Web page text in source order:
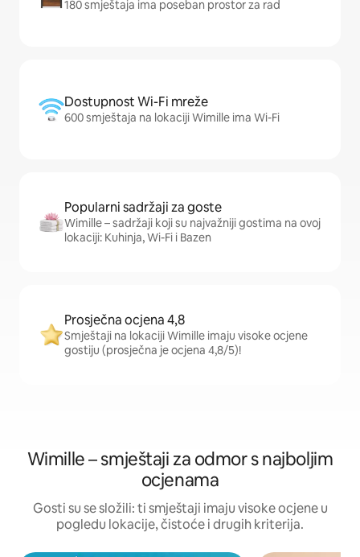
180 smještaja ima poseban prostor za rad
Dostupnost Wi-Fi mreže
600 smještaja na lokaciji Wimille ima Wi-Fi
Popularni sadržaji za goste
Wimille – sadržaji koji su najvažniji gostima na ovoj
lokaciji: Kuhinja, Wi-Fi i Bazen
Prosječna ocjena 4,8
Smještaji na lokaciji Wimille imaju visoke ocjene
gostiju (prosječna je ocjena 4,8/5)!
Wimille – smještaji za odmor s najboljim
ocjenama
Gosti su se složili: ti smještaji imaju visoke ocjene u
pogledu lokacije, čistoće i drugih kriterija.